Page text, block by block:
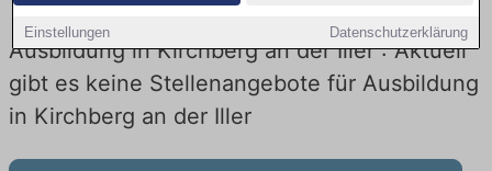
Einstellungen Datenschutzerklärung
Ausbildung in Kirchberg an der Iller : Aktuell
gibt es keine Stellenangebote für Ausbildung
in Kirchberg an der Iller